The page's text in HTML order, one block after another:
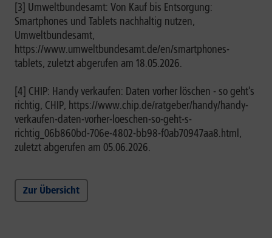
[3] Umweltbundesamt: Von Kauf bis Entsorgung:
Smartphones und Tablets nachhaltig nutzen,
Umweltbundesamt,
https://www.umweltbundesamt.de/en/smartphones-
tablets, zuletzt abgerufen am 18.05.2026.
[4] CHIP: Handy verkaufen: Daten vorher löschen - so geht's
richtig, CHIP, https://www.chip.de/ratgeber/handy/handy-
verkaufen-daten-vorher-loeschen-so-geht-s-
richtig_06b860bd-706e-4802-bb98-f0ab70947aa8.html,
zuletzt abgerufen am 05.06.2026.
Zur Übersicht